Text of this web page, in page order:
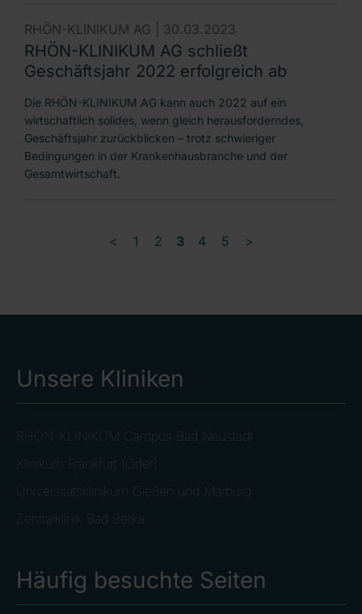
RHÖN-KLINIKUM AG | 30.03.2023
RHÖN-KLINIKUM AG schließt
Geschäftsjahr 2022 erfolgreich ab
Die RHÖN-KLINIKUM AG kann auch 2022 auf ein
wirtschaftlich solides, wenn gleich herausforderndes,
Geschäftsjahr zurückblicken – trotz schwieriger
Bedingungen in der Krankenhausbranche und der
Gesamtwirtschaft.
< 1 2 3 4 5 >
Unsere Kliniken
RHÖN-KLINIKUM Campus Bad Neustadt
Klinikum Frankfurt (Oder)
Universitätsklinikum Gießen und Marburg
Zentralklinik Bad Berka
Häufig besuchte Seiten